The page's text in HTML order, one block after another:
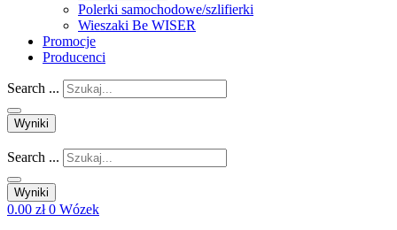
Polerki samochodowe/szlifierki
Wieszaki Be WISER
Promocje
Producenci
Search ...
Wyniki
Search ...
Wyniki
0.00 zł 0 Wózek